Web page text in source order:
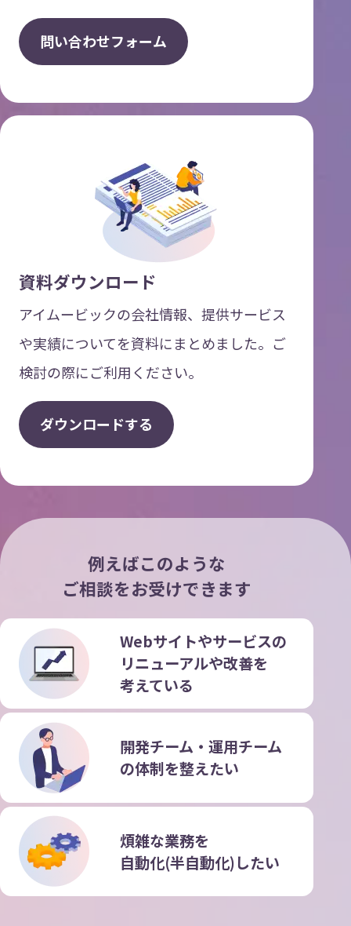
問い合わせフォーム
資料ダウンロード
アイムービックの会社情報、提供サービス
や実績についてを資料にまとめました。ご
検討の際にご利用ください。
ダウンロー ドする
例えばこのような
ご相談をお受けできます
Webサイトやサービスの
リニューアルや改善を
考えている
開発チーム・運用チーム
の体制を整えたい
煩雑な業務を
自動化(半自動化)したい